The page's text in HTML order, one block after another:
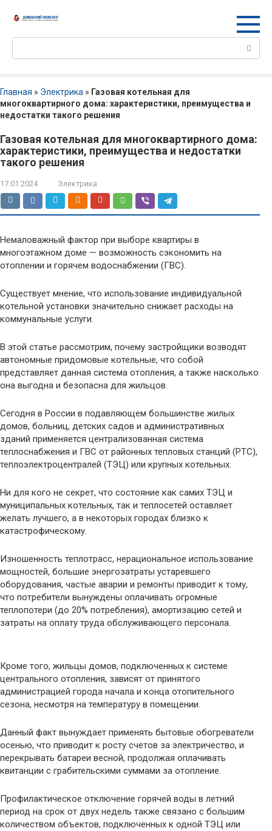
Поиск:
Главная » Электрика » Газовая котельная для
многоквартирного дома: характеристики, преимущества и
недостатки такого решения
Газовая котельная для многоквартирного дома:
характеристики, преимущества и недостатки
такого решения
17.01.2024 Электрика
Немаловажный фактор при выборе квартиры в
многоэтажном доме — возможность сэкономить на
отоплении и горячем водоснабжении (ГВС).
Существует мнение, что использование индивидуальной
котельной установки значительно снижает расходы на
коммунальные услуги.
В этой статье рассмотрим, почему застройщики возводят
автономные придомовые котельные, что собой
представляет данная система отопления, а также насколько
она выгодна и безопасна для жильцов.
Сегодня в России в подавляющем большинстве жилых
домов, больниц, детских садов и административных
зданий применяется централизованная система
теплоснабжения и ГВС от районных тепловых станций (РТС),
теплоэлектроцентралей (ТЭЦ) или крупных котельных.
Ни для кого не секрет, что состояние как самих ТЭЦ и
муниципальных котельных, так и теплосетей оставляет
желать лучшего, а в некоторых городах близко к
катастрофическому.
Изношенность теплотрасс, нерациональное использование
мощностей, большие энергозатраты устаревшего
оборудования, частые аварии и ремонты приводит к тому,
что потребители вынуждены оплачивать огромные
теплопотери (до 20% потребления), амортизацию сетей и
затраты на оплату труда обслуживающего персонала.
Кроме того, жильцы домов, подключенных к системе
центрального отопления, зависят от принятого
администрацией города начала и конца отопительного
сезона, несмотря на температуру в помещении.
Данный факт вынуждает применять бытовые обогреватели
осенью, что приводит к росту счетов за электричество, и
перекрывать батареи весной, продолжая оплачивать
квитанции с грабительскими суммами за отопление.
Профилактическое отключение горячей воды в летний
период на срок от двух недель также связано с большим
количеством объектов, подключенных к одной ТЭЦ или